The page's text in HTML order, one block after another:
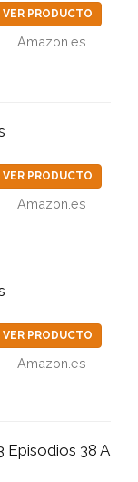
VER PRODUCTO
Amazon.es
VER PRODUCTO
Amazon.es
VER PRODUCTO
Amazon.es
Episodios 38 A